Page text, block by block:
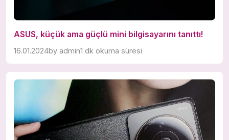
ASUS, küçük ama güçlü mini bilgisayarını tanıttı!
16.01.2024by admin1 dk okuma süresi